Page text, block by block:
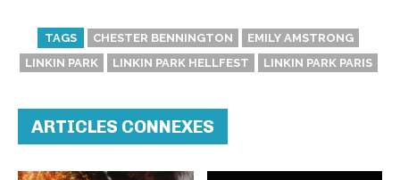
TAGS CHESTER BENNINGTON
EMILY AMSTRONG
LINKIN PARK
LINKIN PARK HELLFEST LINKIN PARK PARIS
ARTICLES CONNEXES